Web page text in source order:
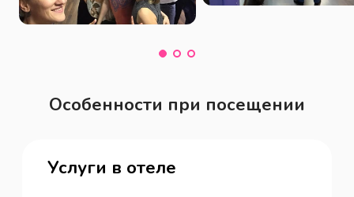
Особенности при посещении
Услуги в отеле